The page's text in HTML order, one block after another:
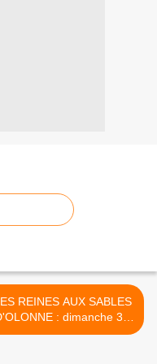
REINES AUX SABLES
: dimanche 31
mars 2013 >